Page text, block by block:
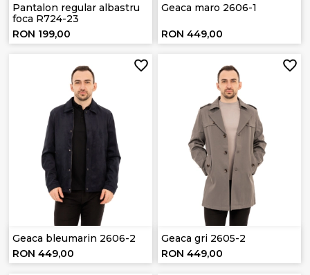
Pantalon regular albastru
foca R724-23
RON 199,00
Geaca maro 2606-1
RON 449,00
Geaca bleumarin 2606-2
RON 449,00
Geaca gri 2605-2
RON 449,00